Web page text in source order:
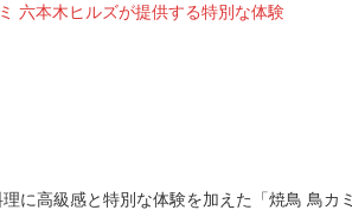
六本木ヒルズが提供する特別な体験
に高級感と特別な体験を加えた「焼鳥 鳥